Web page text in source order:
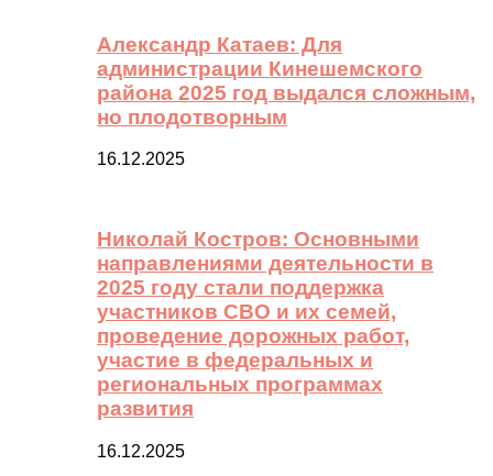
Александр Катаев: Для
администрации Кинешемского
района 2025 год выдался сложным,
но плодотворным
16.12.2025
Николай Костров: Основными
направлениями деятельности в
2025 году стали поддержка
участников СВО и их семей,
проведение дорожных работ,
участие в федеральных и
региональных программах
развития
16.12.2025